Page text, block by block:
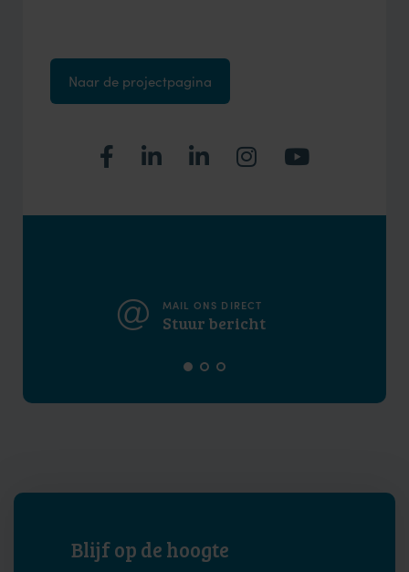
Naar de projectpagina
MAIL ONS DIRECT
Stuur bericht
Blijf op de hoogte